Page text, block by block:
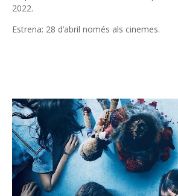
2022.
Estrena: 28 d’abril només als cinemes.